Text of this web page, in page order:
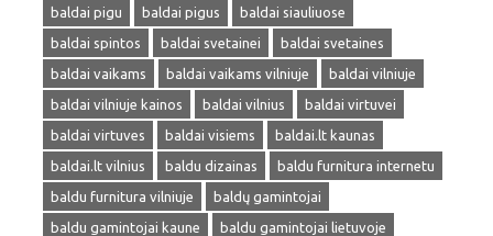
baldai pigu
baldai pigus
baldai siauliuose
baldai spintos
baldai svetainei
baldai svetaines
baldai vaikams
baldai vaikams vilniuje
baldai vilniuje
baldai vilniuje kainos
baldai vilnius
baldai virtuvei
baldai virtuves
baldai visiems
baldai.lt kaunas
baldai.lt vilnius
baldu dizainas
baldu furnitura internetu
baldu furnitura vilniuje
baldų gamintojai
baldu gamintojai kaune
baldu gamintojai lietuvoje